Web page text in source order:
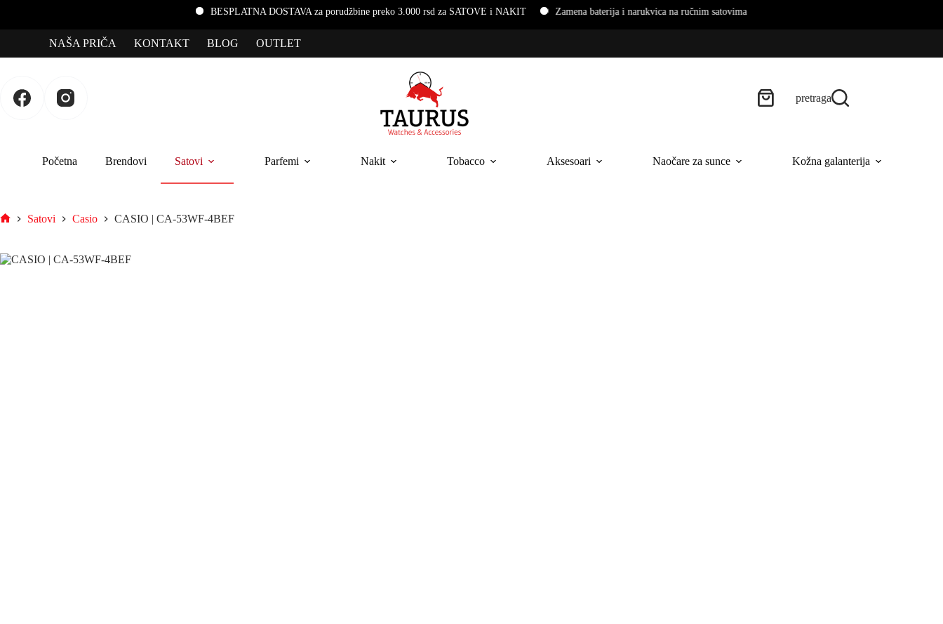
BESPLATNA DOSTAVA za porudžbine preko 3.000 rsd za SATOVE i NAKIT Zamena baterija i narukvica na ručnim satovima
NAŠA PRIČA KONTAKT BLOG OUTLET
pretraga
Početna Brendovi Satovi Parfemi Nakit Tobacco Aksesoari Naočare za sunce Kožna galanterija
Satovi Casio CASIO | CA-53WF-4BEF